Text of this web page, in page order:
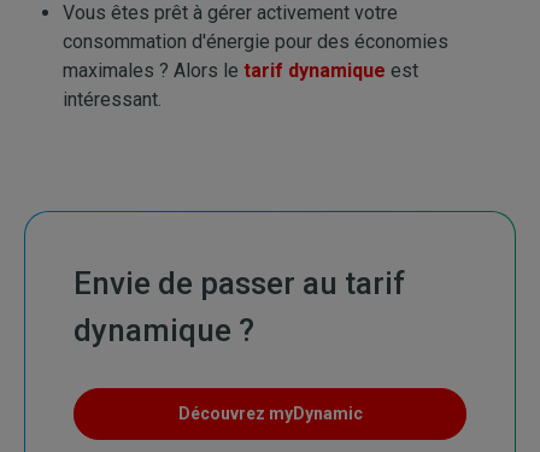
Vous êtes prêt à gérer activement votre
consommation d'énergie pour des économies
maximales ? Alors le tarif dynamique est
intéressant.
Envie de passer au tarif
dynamique ?
Découvrez myDynamic